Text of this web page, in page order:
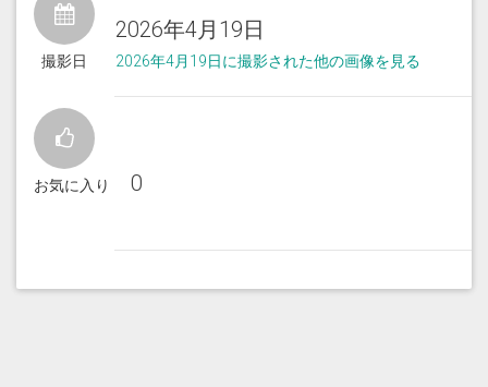
撮影日
2026年4月19日
2026年4月19日に撮影された他の画像を見る
お気に入り 0